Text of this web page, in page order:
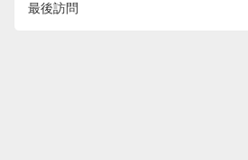
最後訪問